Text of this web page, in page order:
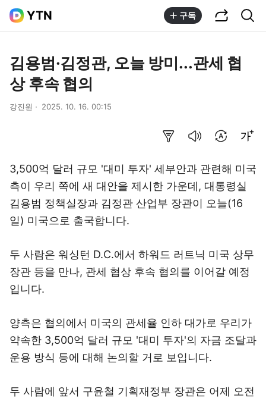
YTN 구독
김용범·김정관, 오늘 방미...관세 협
상 후속 협의
강진원 2025. 10. 16. 00:15
3,500억 달러 규모 '대미 투자' 세부안과 관련해 미국
측이 우리 쪽에 새 대안을 제시한 가운데, 대통령실
김용범 정책실장과 김정관 산업부 장관이 오늘(16
일) 미국으로 출국합니다.
두 사람은 워싱턴 D.C.에서 하워드 러트닉 미국 상무
장관 등을 만나, 관세 협상 후속 협의를 이어갈 예정
입니다.
양측은 협의에서 미국의 관세율 인하 대가로 우리가
약속한 3,500억 달러 규모 '대미 투자'의 자금 조달과
운용 방식 등에 대해 논의할 거로 보입니다.
두 사람에 앞서 구윤철 기획재정부 장관은 어제 오전